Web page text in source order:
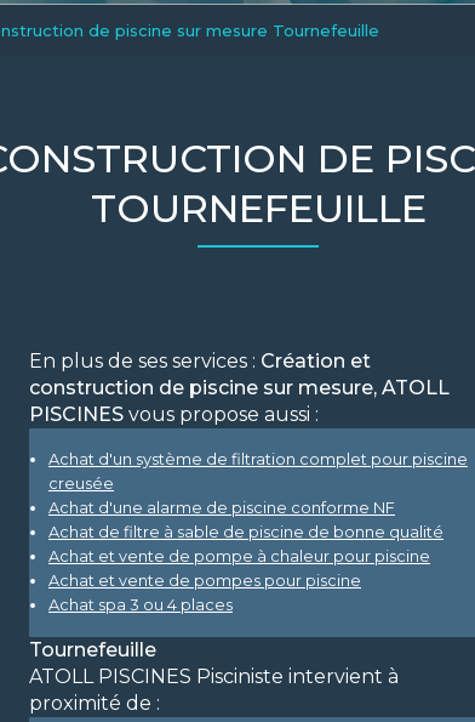
Spas-Balnéo
de piscine sur mesure Tournefeuille
DE
TOURNEFEUILLE
En plus de ses services : Création et
construction de piscine sur mesure, ATOLL
PISCINESvous propose aussi :
Achat d'un système de filtration complet pour piscine
creusée
Achat d'une alarme de piscine conforme NF
Achat de filtre à sable de piscine de bonne qualité
Achat et vente de pompe à chaleur pour piscine
Achat et vente de pompes pour piscine
Achat spa 3 ou 4 places
Tournefeuille
ATOLL PISCINES Pisciniste intervient à
proximité de :